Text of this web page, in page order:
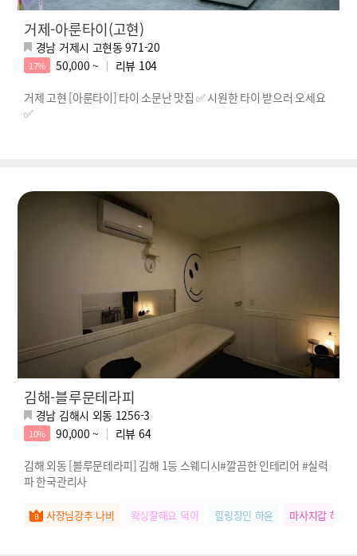
거제-아룬타이(고현)
경남 거제시 고현동 971-20
17% 50,000 ~ 리뷰 104
거제 고현 [아룬타이] 타이 소문난 맛집 ✅ 시원한 타이 받으러 오세요
✅
김해-블루문테라피
경남 김해시 외동 1256-3
10% 90,000 ~ 리뷰 64
김해 외동 [블루문테라피] 김해 1등 스웨디시#깔끔한 인테리어 #실력
파 한국관리사
사장님강추 나비 왁싱잘해요 덕이 힐링장인 하윤 마사지갑 혜진